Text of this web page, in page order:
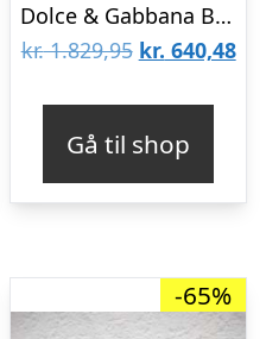
587,98.
Dolce & Gabbana Bukser – Gul m. Blomster
kr.1.829,95 Den
var:
kr. 1.829,95.
kr. 640,48
kr.
Gå til shop
-65%